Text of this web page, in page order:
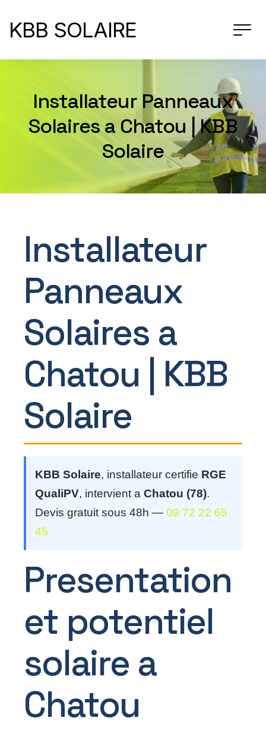
KBB SOLAIRE
Installateur Panneaux
Solaires a Chatou | KBB
Solaire
Installateur
Panneaux
Solaires a
Chatou | KBB
Solaire
KBB Solaire, installateur certifie RGE
QualiPV, intervient a Chatou (78).
Devis gratuit sous 48h — 09 72 22 65
45
Presentation
et potentiel
solaire a
Chatou